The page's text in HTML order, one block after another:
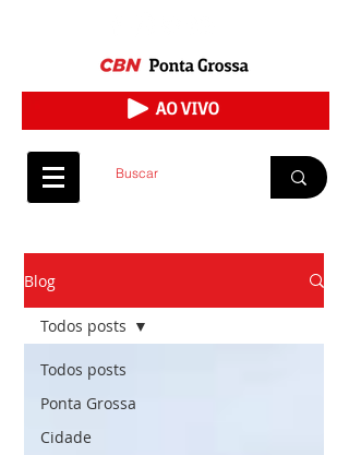
Blog
Todos posts
Ponta Grossa
Cidade
Todos posts